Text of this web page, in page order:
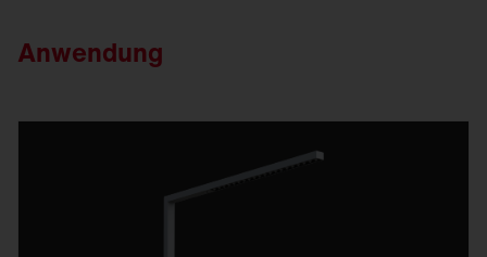
Anwendung